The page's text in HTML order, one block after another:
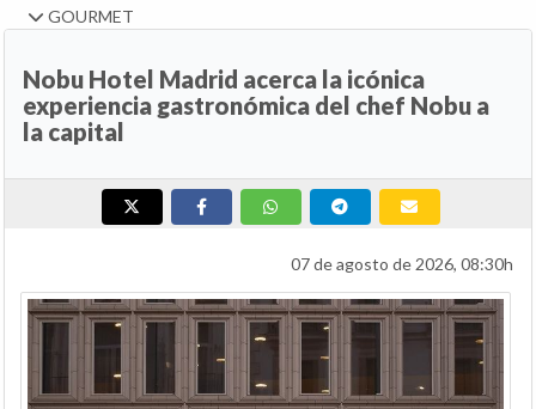
GOURMET
Nobu Hotel Madrid acerca la icónica
experiencia gastronómica del chef Nobu a
la capital
07 de agosto de 2026, 08:30h